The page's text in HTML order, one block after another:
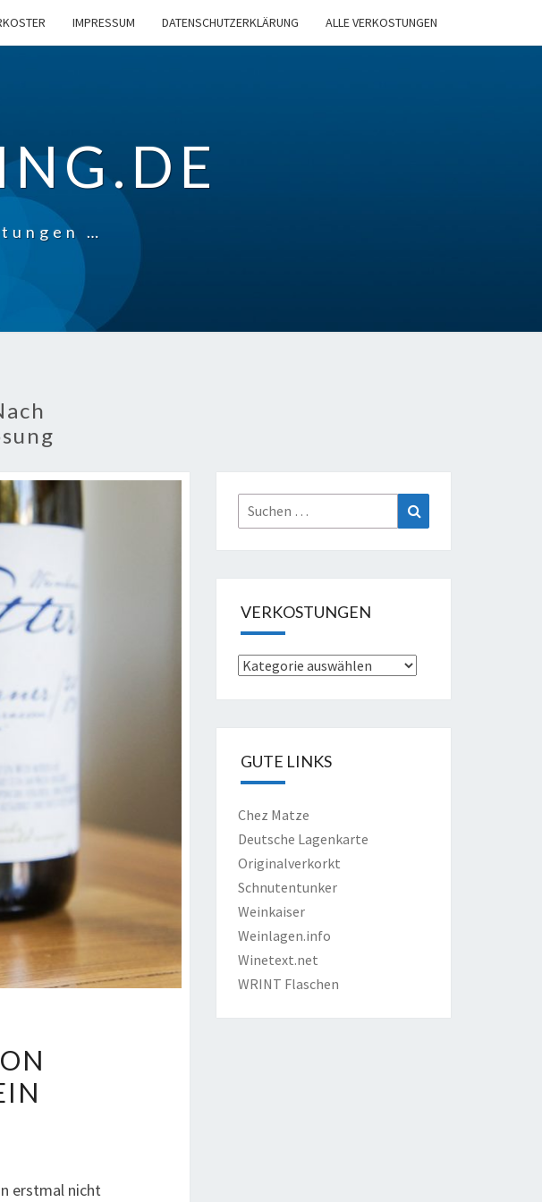
IMPRESSUM DATENSCHUTZERKLÄRUNG ALLE VERKOSTUNGEN
…
erstmal nicht
Suche
nach:
VERKOSTUNGEN
Verkostungen
GUTE LINKS
Chez Matze
Deutsche Lagenkarte
Originalverkorkt
Schnutentunker
Weinkaiser
Weinlagen.info
Winetext.net
WRINT Flaschen